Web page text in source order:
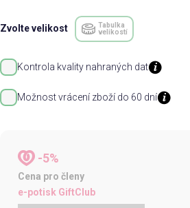
Zvolte velikost
Tabulka
velikostí
Kontrola kvality nahraných dat
Možnost vrácení zboží do 60 dní
-5%
Cena pro členy
e-potisk GiftClub